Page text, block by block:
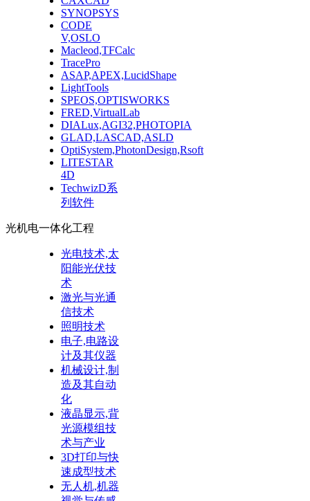
SYNOPSYS
CODE
V,OSLO
Macleod,TFCalc
TracePro
ASAP,APEX,LucidShape
LightTools
SPEOS,OPTISWORKS
FRED,VirtualLab
DIALux,AGI32,PHOTOPIA
GLAD,LASCAD,ASLD
OptiSystem,PhotonDesign,Rsoft
LITESTAR
4D
TechwizD系
列软件
光机电一体化工程
光电技术,太
阳能光伏技
术
激光与光通
信技术
照明技术
电子,电路设
计及其仪器
机械设计,制
造及其自动
化
液晶显示,背
光源模组技
术与产业
3D打印与快
速成型技术
无人机,机器